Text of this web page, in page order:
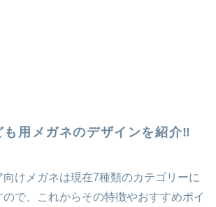
用メガネのデザインを紹介‼
けメガネは現在7種類のカテゴリーに
で、これからその特徴やおすすめポイ